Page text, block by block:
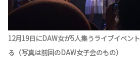
12月19日にDAW女が5人集うライブイベン
る（写真は前回のDAW女子会のもの）